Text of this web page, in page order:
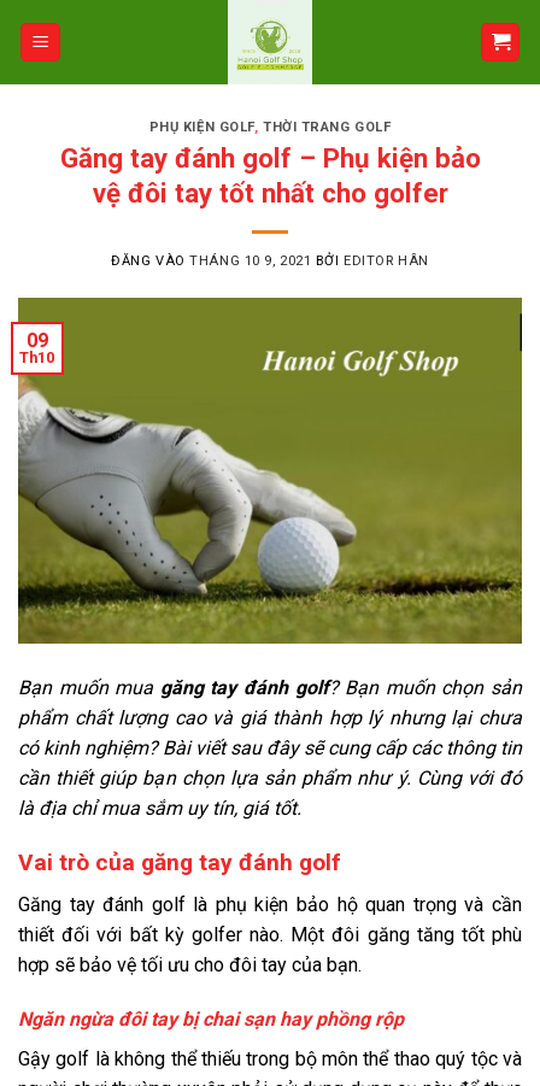
PHỤ KIỆN GOLF, THỜI TRANG GOLF
Găng tay đánh golf – Phụ kiện bảo
vệ đôi tay tốt nhất cho golfer
ĐĂNG VÀOTHÁNG 10 9, 2021 BỞI EDITOR HÂN
09
Th10
Bạn muốn mua găng tay đánh golf? Bạn muốn chọn sản
phẩm chất lượng cao và giá thành hợp lý nhưng lại chưa
có kinh nghiệm? Bài viết sau đây sẽ cung cấp các thông tin
cần thiết giúp bạn chọn lựa sản phẩm như ý. Cùng với đó
là địa chỉ mua sắm uy tín, giá tốt.
Vai trò của găng tay đánh golf
Găng tay đánh golf là phụ kiện bảo hộ quan trọng và cần
thiết đối với bất kỳ golfer nào. Một đôi găng tăng tốt phù
hợp sẽ bảo vệ tối ưu cho đôi tay của bạn.
Ngăn ngừa đôi tay bị chai sạn hay phồng rộp
Gậy golf là không thể thiếu trong bộ môn thể thao quý tộc và